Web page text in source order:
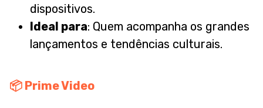
dispositivos.
Ideal para: Quem acompanha os grandes
lançamentos e tendências culturais.
📦 Prime Video